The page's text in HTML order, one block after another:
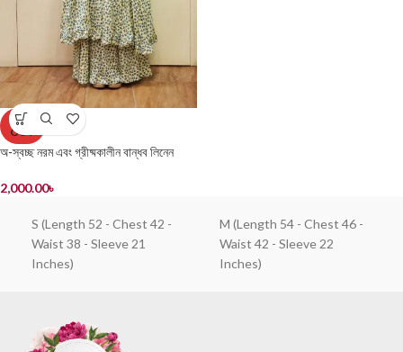
SOLD
OUT
অ-স্বচ্ছ নরম এবং গ্রীষ্মকালীন বান্ধব লিনেন
2,000.00৳
S (Length 52 - Chest 42 -
Waist 38 - Sleeve 21
Inches)
M (Length 54 - Chest 46 -
Waist 42 - Sleeve 22
Inches)